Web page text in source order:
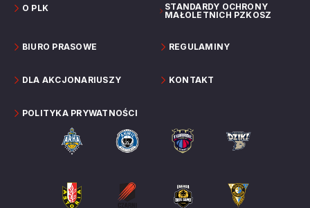
O PLK
STANDARDY OCHRONY
MAŁOLETNICH PZKOSZ
BIURO PRASOWE REGULAMINY
DLA AKCJONARIUSZY KONTAKT
POLITYKA PRYWATNOŚCI